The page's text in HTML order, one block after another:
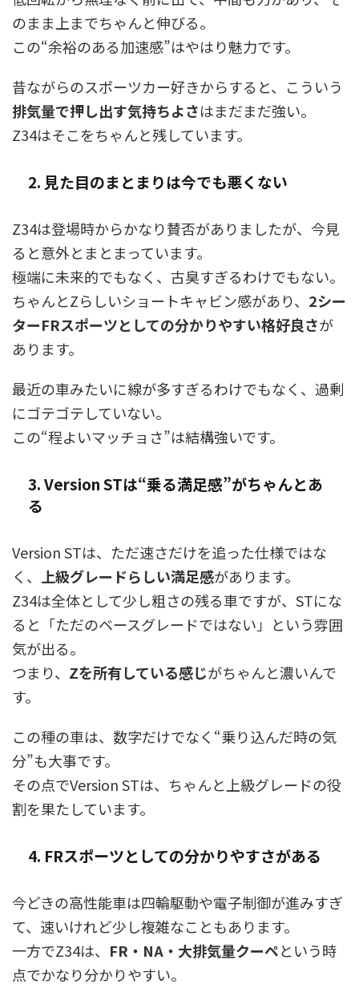
のまま上までちゃんと伸びる。
この“余裕のある加速感”はやはり魅力です。
昔ながらのスポーツカー好きからすると、こういう
排気量で押し出す気持ちよさはまだまだ強い。
Z34はそこをちゃんと残しています。
2. 見た目のまとまりは今でも悪くない
Z34は登場時からかなり賛否がありましたが、今見
ると意外とまとまっています。
極端に未来的でもなく、古臭すぎるわけでもない。
ちゃんとZらしいショートキャビン感があり、 2シー
ターFRスポーツとしての分かりやすい格好良さが
あります。
最近の車みたいに線が多すぎるわけでもなく、過剰
にゴテゴテしていない。
この“程よいマッチョさ”は結構強いです。
3. Version STは“乗る満足感”がちゃんとあ
る
Version STは、ただ速さだけを追った仕様ではな
く、 上級グレードらしい満足感があります。
Z34は全体として少し粗さの残る車ですが、STにな
ると「ただのベースグレードではない」という雰囲
気が出る。
つまり、 Zを所有している感じがちゃんと濃いんで
す。
この種の車は、数字だけでなく“乗り込んだ時の気
分”も大事です。
その点でVersion STは、ちゃんと上級グレードの役
割を果たしています。
4. FRスポーツとしての分かりやすさがある
今どきの高性能車は四輪駆動や電子制御が進みすぎ
て、速いけれど少し複雑なこともあります。
一方でZ34は、 FR・NA・大排気量クーペという時
点でかなり分かりやすい。